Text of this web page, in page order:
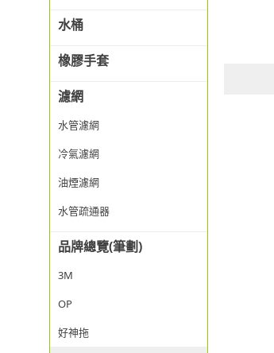
水桶
橡膠手套
濾網
水管濾網
冷氣濾網
油煙濾網
水管疏通器
品牌總覽(筆劃)
3M
OP
好神拖